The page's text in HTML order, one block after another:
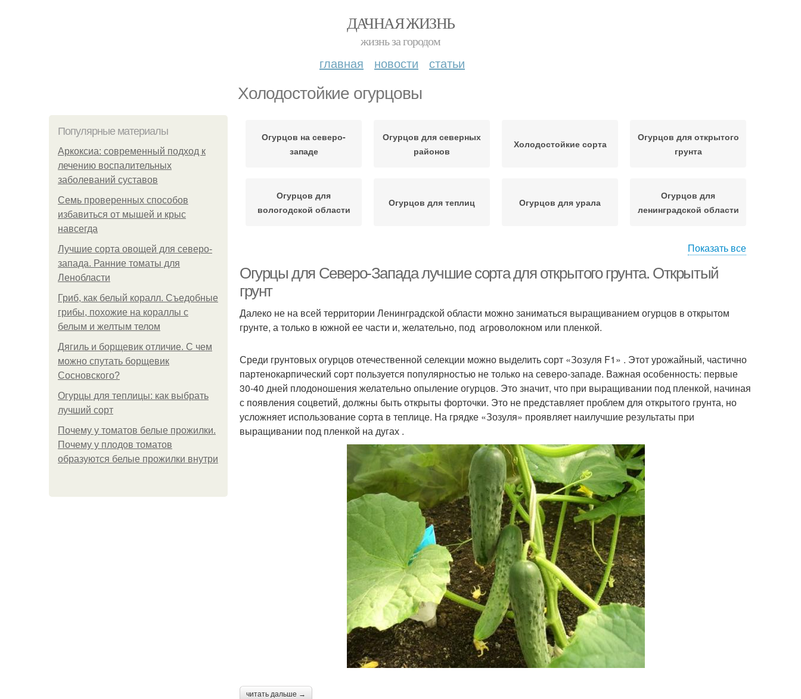
ДАЧНАЯ ЖИЗНЬ
жизнь за городом
главная новости статьи
Холодостойкие огурцовы
Популярные материалы
Аркоксиа: современный подход к
лечению воспалительных
заболеваний суставов
Семь проверенных способов
избавиться от мышей и крыс
навсегда
Лучшие сорта овощей для северо-
запада. Ранние томаты для
Ленобласти
Гриб, как белый коралл. Съедобные
грибы, похожие на кораллы с
белым и желтым телом
Дягиль и борщевик отличие. С чем
можно спутать борщевик
Сосновского?
Огурцы для теплицы: как выбрать
лучший сорт
Почему у томатов белые прожилки.
Почему у плодов томатов
образуются белые прожилки внутри
Огурцов на северо-
западе
Огурцов для северных
районов
Холодостойкие сорта
Огурцов для открытого
грунта
Огурцов для
вологодской области
Огурцов для теплиц Огурцов для урала
Огурцов для
ленинградской области
ленинградской области
Показать все
Огурцы для Северо-Запада лучшие сорта для открытого грунта. Открытый
грунт
Далеко не на всей территории Ленинградской области можно заниматься выращиванием огурцов в открытом
грунте, а только в южной ее части и, желательно, под агроволокном или пленкой.
Среди грунтовых огурцов отечественной селекции можно выделить сорт «Зозуля F1» . Этот урожайный, частично
партенокарпический сорт пользуется популярностью не только на северо-западе. Важная особенность: первые
30-40 дней плодоношения желательно опыление огурцов. Это значит, что при выращивании под пленкой, начиная
с появления соцветий, должны быть открыты форточки. Это не представляет проблем для открытого грунта, но
усложняет использование сорта в теплице. На грядке «Зозуля» проявляет наилучшие результаты при
выращивании под пленкой на дугах .
читать дальше →